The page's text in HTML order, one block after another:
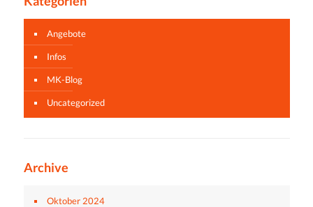
Angebote
Infos
MK-Blog
Uncategorized
Archive
Oktober 2024